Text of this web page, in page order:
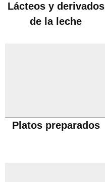
Lácteos y derivados
de la leche
Platos preparados